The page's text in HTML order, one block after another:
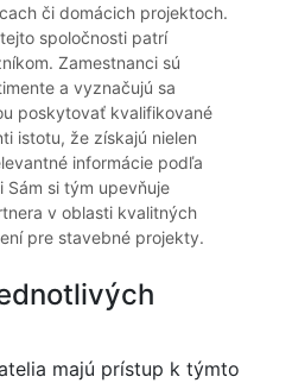
či domácich projektoch.
spoločnosti patrí
Zamestnanci sú
a vyznačujú sa
poskytovať kvalifikované
istotu, že získajú nielen
informácie podľa
Sám si tým upevňuje
v oblasti kvalitných
pre stavebné projekty.
majú prístup k týmto